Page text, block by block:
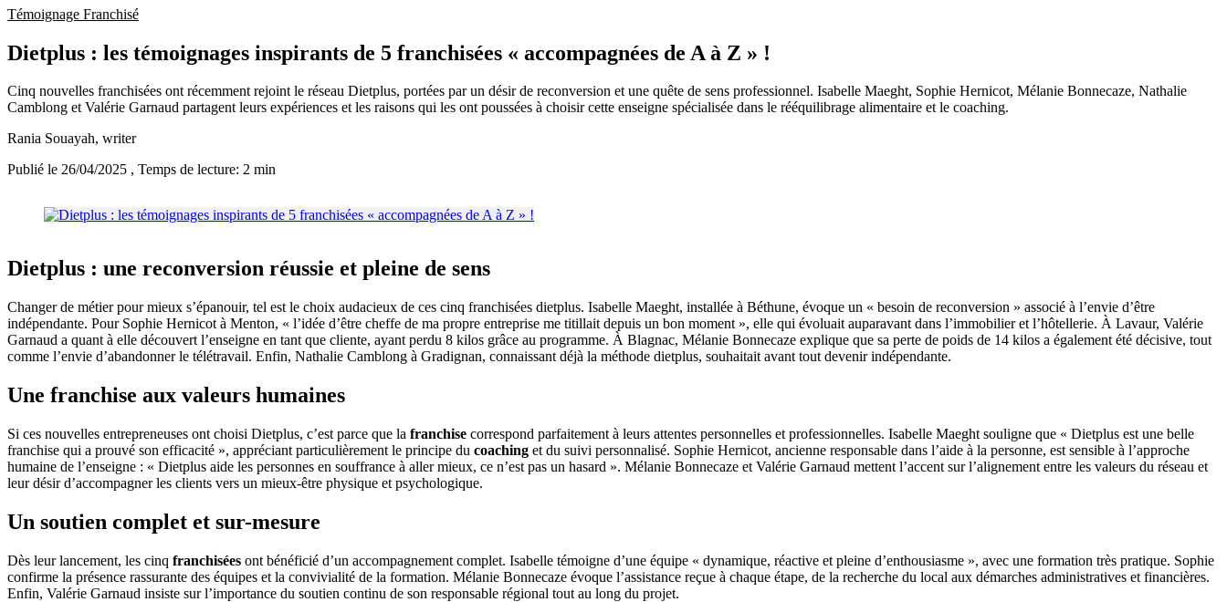
Témoignage Franchisé
Dietplus : les témoignages inspirants de 5 franchisées « accompagnées de A à Z » !
Cinq nouvelles franchisées ont récemment rejoint le réseau Dietplus, portées par un désir de reconversion et une quête de sens professionnel. Isabelle Maeght, Sophie Hernicot, Mélanie Bonnecaze, Nathalie
Camblong et Valérie Garnaud partagent leurs expériences et les raisons qui les ont poussées à choisir cette enseigne spécialisée dans le rééquilibrage alimentaire et le coaching.
Rania Souayah, writer
Publié le 26/04/2025 , Temps de lecture: 2 min
Dietplus : une reconversion réussie et pleine de sens
Changer de métier pour mieux s’épanouir, tel est le choix audacieux de ces cinq franchisées dietplus. Isabelle Maeght, installée à Béthune, évoque un « besoin de reconversion » associé à l’envie d’être
indépendante. Pour Sophie Hernicot à Menton, « l’idée d’être cheffe de ma propre entreprise me titillait depuis un bon moment », elle qui évoluait auparavant dans l’immobilier et l’hôtellerie. À Lavaur, Valérie
Garnaud a quant à elle découvert l’enseigne en tant que cliente, ayant perdu 8 kilos grâce au programme. À Blagnac, Mélanie Bonnecaze explique que sa perte de poids de 14 kilos a également été décisive, tout
comme l’envie d’abandonner le télétravail. Enfin, Nathalie Camblong à Gradignan, connaissant déjà la méthode dietplus, souhaitait avant tout devenir indépendante.
Une franchise aux valeurs humaines
Si ces nouvelles entrepreneuses ont choisi Dietplus, c’est parce que la franchise correspond parfaitement à leurs attentes personnelles et professionnelles. Isabelle Maeght souligne que « Dietplus est une belle
franchise qui a prouvé son efficacité », appréciant particulièrement le principe du coaching et du suivi personnalisé. Sophie Hernicot, ancienne responsable dans l’aide à la personne, est sensible à l’approche
humaine de l’enseigne : « Dietplus aide les personnes en souffrance à aller mieux, ce n’est pas un hasard ». Mélanie Bonnecaze et Valérie Garnaud mettent l’accent sur l’alignement entre les valeurs du réseau et
leur désir d’accompagner les clients vers un mieux-être physique et psychologique.
Un soutien complet et sur-mesure
Dès leur lancement, les cinq franchisées ont bénéficié d’un accompagnement complet. Isabelle témoigne d’une équipe « dynamique, réactive et pleine d’enthousiasme », avec une formation très pratique. Sophie
confirme la présence rassurante des équipes et la convivialité de la formation. Mélanie Bonnecaze évoque l’assistance reçue à chaque étape, de la recherche du local aux démarches administratives et financières.
Enfin, Valérie Garnaud insiste sur l’importance du soutien continu de son responsable régional tout au long du projet.